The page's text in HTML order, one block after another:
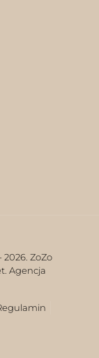
2026. ZoZo
Agencja